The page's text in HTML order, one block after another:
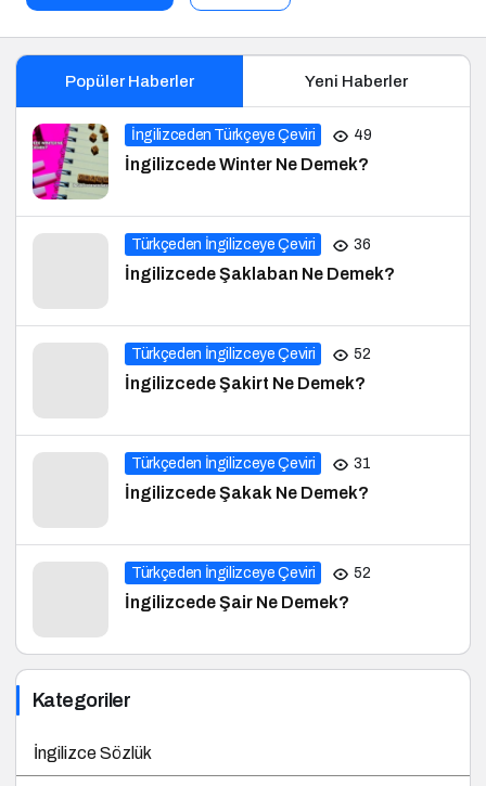
Popüler Haberler Yeni Haberler
İngilizceden Türkçeye Çeviri 49
İngilizcede Winter Ne Demek?
Türkçeden İngilizceye Çeviri 36
İngilizcede Şaklaban Ne Demek?
Türkçeden İngilizceye Çeviri 52
İngilizcede Şakirt Ne Demek?
Türkçeden İngilizceye Çeviri 31
İngilizcede Şakak Ne Demek?
Türkçeden İngilizceye Çeviri 52
İngilizcede Şair Ne Demek?
Kategoriler
İngilizce Sözlük